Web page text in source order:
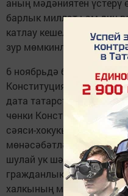
аның мәдәниятен
барлык милләт һәм дин
катлау кешеләрен һәм
зур мөмкинлек бирде.
6 ноябрьдә без Татарстан
Конституциясенең 25
дата татарстанлылар
чөнки Конституциябез,
сәяси-хокукый статусын,
мөнәсәбәтләр
шулай ук шәхес
гражданлык җәмгыяте
халкының